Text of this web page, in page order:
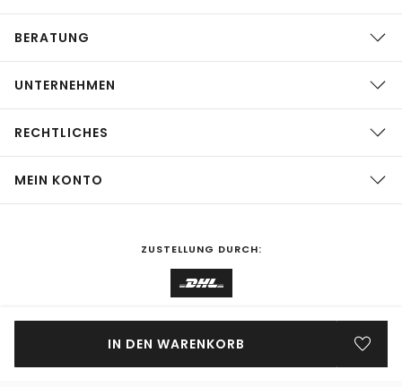
IN DEN WARENKORB
BERATUNG
UNTERNEHMEN
RECHTLICHES
MEIN KONTO
ZUSTELLUNG DURCH: